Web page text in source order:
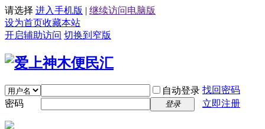
请选择 进入手机版 | 继续访问电脑版
设为首页收藏本站
开启辅助访问 切换到窄版
自动登录 找回密码
密码
登录 立即注册